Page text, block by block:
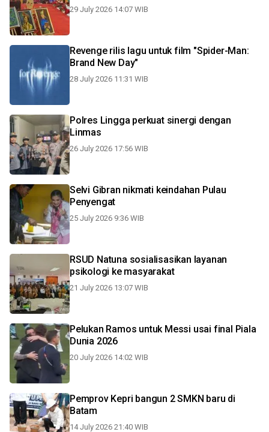
29 July 2026 14:07 WIB
Revenge rilis lagu untuk film "Spider-Man:
Brand New Day"
28 July 2026 11:31 WIB
Polres Lingga perkuat sinergi dengan
Linmas
26 July 2026 17:56 WIB
Selvi Gibran nikmati keindahan Pulau
Penyengat
25 July 2026 9:36 WIB
RSUD Natuna sosialisasikan layanan
psikologi ke masyarakat
21 July 2026 13:07 WIB
Pelukan Ramos untuk Messi usai final Piala
Dunia 2026
20 July 2026 14:02 WIB
Pemprov Kepri bangun 2 SMKN baru di
Batam
14 July 2026 21:40 WIB